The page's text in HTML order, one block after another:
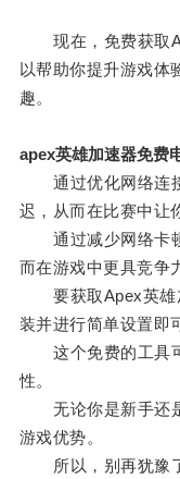
现在，免费获取
以帮助你提升游戏体
趣。
apex英雄加速器免费
通过优化网络连接
迟，从而在比赛中让
通过减少网络卡顿
而在游戏中更具竞争
要获取Apex英雄
装并进行简单设置即
这个免费的工具可
性。
无论你是新手还是
游戏优势。
所以，别再犹豫了